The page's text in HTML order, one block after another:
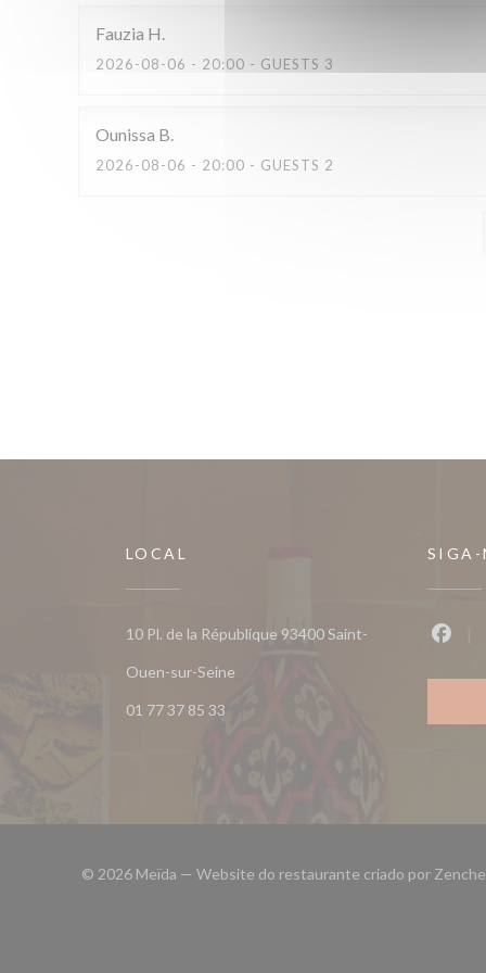
Fauzia H
2026-08-06 - 20:00 - GUESTS 3
Ounissa B
2026-08-06 - 20:00 - GUESTS 2
LOCAL
10 Pl. de la République 93400 Saint-
Ouen-sur-Seine((abre numa nova janela))
01 77 37 85 33
SIGA-
© 2026 Meïda — Website do restaurante criado por